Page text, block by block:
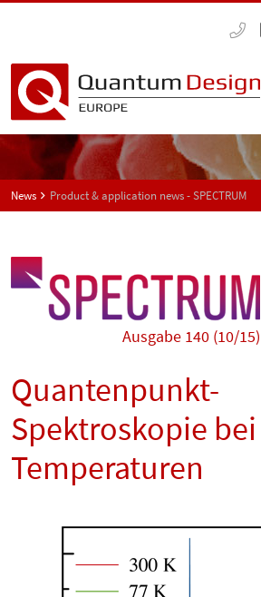
News Product & application news - SPECTRUM
Ausgabe 140 (10/15)
Quantenpunkt-
Spektroskopie
Temperaturen